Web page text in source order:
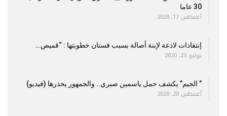
30 عاما
أغسطس 17, 2020
إنتقادات لاذعة لإبنة أصالة بسبب فستان خطوبتها : “قميص…
يوليو 23, 2020
” الجيم” يكشف حمل ياسمين صبري.. والجمهور يحذرها (فيديو)
أغسطس 20, 2020